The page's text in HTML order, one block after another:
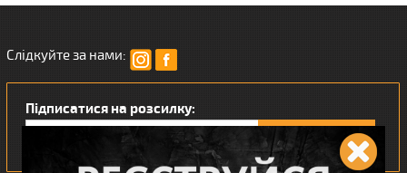
Слідкуйте за нами:
Підписатися на розсилку: